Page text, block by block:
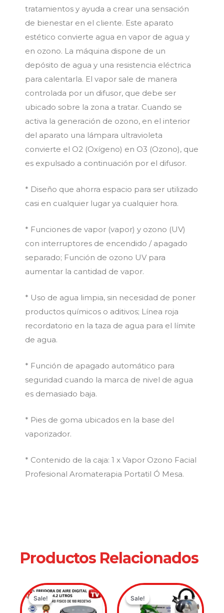
tratamientos y ayuda a crear una sensación
de bienestar en el cliente. Este aparato
estético convierte agua en vapor de agua y
en ozono. La máquina dispone de un
depósito de agua y una resistencia eléctrica
para calentarla. El vapor sale de manera
controlada por un difusor, que debe ser
ubicado sobre la zona a tratar. Cuando se
activa la generación de ozono, en el interior
del aparato una lámpara ultravioleta
convierte el O2 (Oxígeno) en O3 (Ozono), que
es expulsado a continuación por el difusor.
* Diseño que ahorra espacio para ser utilizado
casi en cualquier lugar ya cualquier hora.
* Funciones de vapor (vapor) y ozono (UV)
con interruptores de encendido / apagado
separado; Función de ozono UV para
aumentar la cantidad de vapor.
* Uso de agua limpia, sin necesidad de poner
productos químicos o aditivos; Línea roja
recordatorio en la taza de agua para el límite
de agua.
* Función de apagado automático para
seguridad cuando la marca de nivel de agua
es demasiado baja.
* Pies de goma ubicados en la base del
vaporizador.
* Contenido de la caja: 1 x Vapor Ozono Facial
Profesional Aromaterapia Portatil Ó Mesa.
Productos Relacionados
Sale!
Sale!
Original
price
Current
price
Sale!
Sale!
Original
price
Current
price